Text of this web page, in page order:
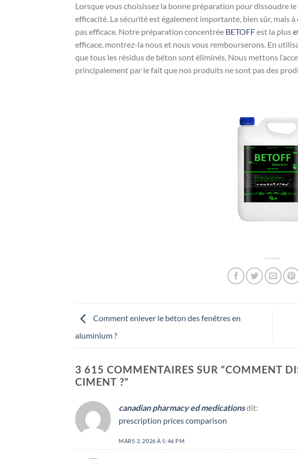
Lorsque vous choisissez la bonne préparation pour dissoudre
efficacité. La sécurité est également importante, bien sûr, mais
pas efficace. Notre préparation concentrée BETOFFest la plus
efficace, montrez-la nous et nous vous rembourserons. En
que tous les résidus de béton sont éliminés. Nous mettons
principalement par le fait que nos produits ne sont pas des
Comment enlever le béton des fenêtres en
aluminium ?
3 615 COMMENTAIRES SUR “COMMENT
CIMENT ?”
canadian pharmacy ed medicationsdit:
prescription prices comparison
MARS 3, 2026 À 5:46 PM